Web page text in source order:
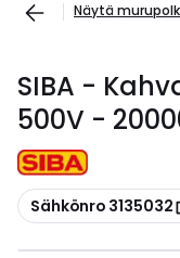
Näytä
SIBA -
500V -
Kopioi
Sähkönro 3135032